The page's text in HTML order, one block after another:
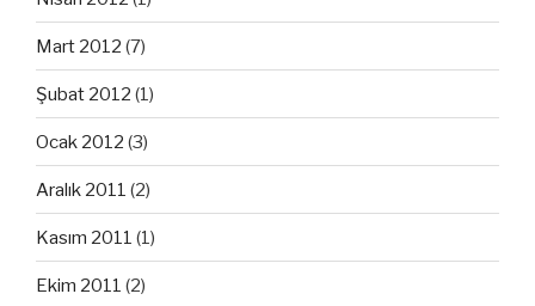
Mart 2012 (7)
Şubat 2012 (1)
Ocak 2012 (3)
Aralık 2011 (2)
Kasım 2011 (1)
Ekim 2011 (2)